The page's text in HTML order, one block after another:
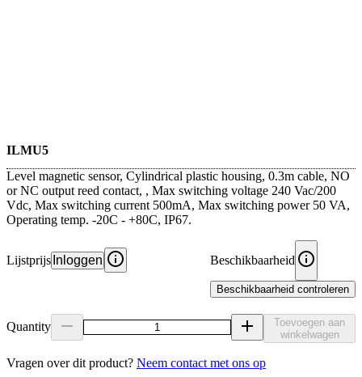
ILMU5
Level magnetic sensor, Cylindrical plastic housing, 0.3m cable, NO
or NC output reed contact, , Max switching voltage 240 Vac/200
Vdc, Max switching current 500mA, Max switching power 50 VA,
Operating temp. -20C - +80C, IP67.
Lijstprijs Inloggen Beschikbaarheid
Beschikbaarheid controleren
Quantity
Toevoegen aan
winkelwagen
Vragen over dit product? Neem contact met ons op